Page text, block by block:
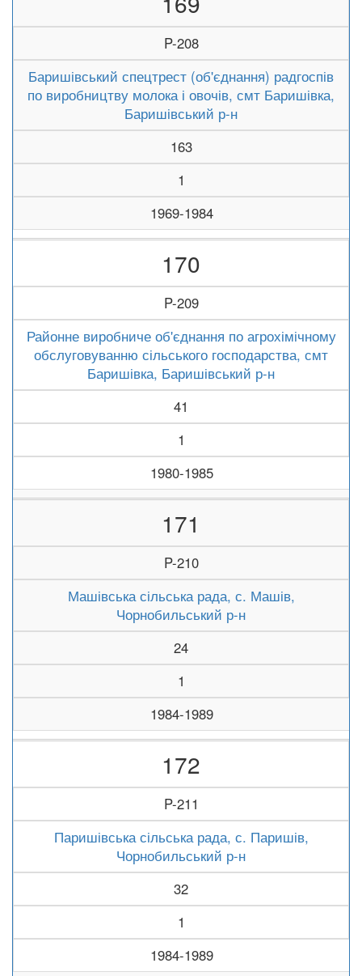
P-208
Баришівський спецтрест (об'єднання) радгоспів
по виробництву молока і овочів, смт Баришівка,
Баришівський р-н
163
1
1969-1984
170
P-209
Районне виробниче об'єднання по агрохімічному
обслуговуванню сільського господарства, смт
Баришівка, Баришівський р-н
41
1
1980-1985
171
P-210
Машівська сільська рада, с. Машів,
Чорнобильський р-н
24
1
1984-1989
172
P-211
Паришівська сільська рада, с. Паришів,
Чорнобильський р-н
32
1
1984-1989